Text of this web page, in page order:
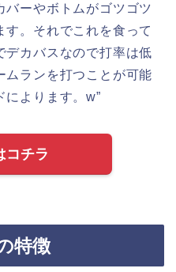
バーやボトムがゴツゴツ
す。それでこれを食って
デカバスなので打率は低
ムランを打つことが可能
によります。w”
コチラ
特徴